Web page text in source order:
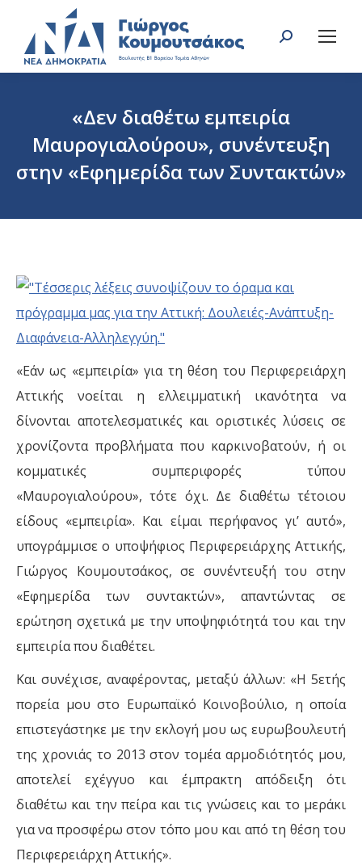
Search:
«Δεν διαθέτω εμπειρία
Μαυρογιαλούρου», συνέντευξη
στην «Εφημερίδα των Συντακτών»
«Εάν ως «εμπειρία» για τη θέση του Περιφερειάρχη
Αττικής νοείται η ελλειμματική ικανότητα να
δίνονται αποτελεσματικές και οριστικές λύσεις σε
χρονίζοντα προβλήματα που καρκινοβατούν, ή οι
κομματικές συμπεριφορές τύπου
«Μαυρογιαλούρου», τότε όχι. Δε διαθέτω τέτοιου
είδους «εμπειρία». Και είμαι περήφανος γι’ αυτό»,
υπογράμμισε ο υποψήφιος Περιφερειάρχης Αττικής,
Γιώργος Κουμουτσάκος, σε συνέντευξή του στην
«Εφημερίδα των συντακτών», απαντώντας σε
ερώτηση σχετικά με την υποψηφιότητά του και την
εμπειρία που διαθέτει.
Και συνέχισε, αναφέροντας, μεταξύ άλλων: «Η 5ετής
πορεία μου στο Ευρωπαϊκό Κοινοβούλιο, η οποία
επιστεγάστηκε με την εκλογή μου ως ευρωβουλευτή
της χρονιάς το 2013 στον τομέα αρμοδιότητός μου,
αποτελεί εχέγγυο και έμπρακτη απόδειξη ότι
διαθέτω και την πείρα και τις γνώσεις και το μεράκι
για να προσφέρω στον τόπο μου και από τη θέση του
Περιφερειάρχη Αττικής».